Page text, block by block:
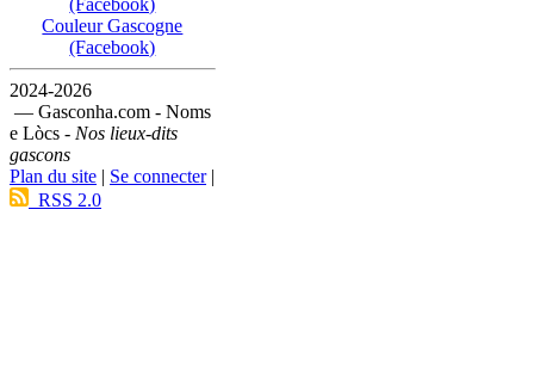
(Facebook)
Couleur Gascogne
(Facebook)
2024-2026
— Gasconha.com - Noms
e Lòcs - Nos lieux-dits
gascons
Plan du site | Se connecter|
RSS 2.0